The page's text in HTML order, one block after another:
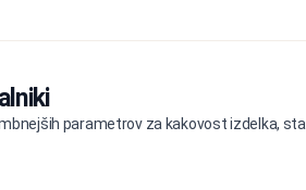
parametrov za kakovost izdelka,